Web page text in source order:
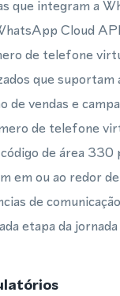
que integram a
Cloud
de telefone
que suportam
de vendas e
de telefone
de área
em ou ao redor
de
etapa da